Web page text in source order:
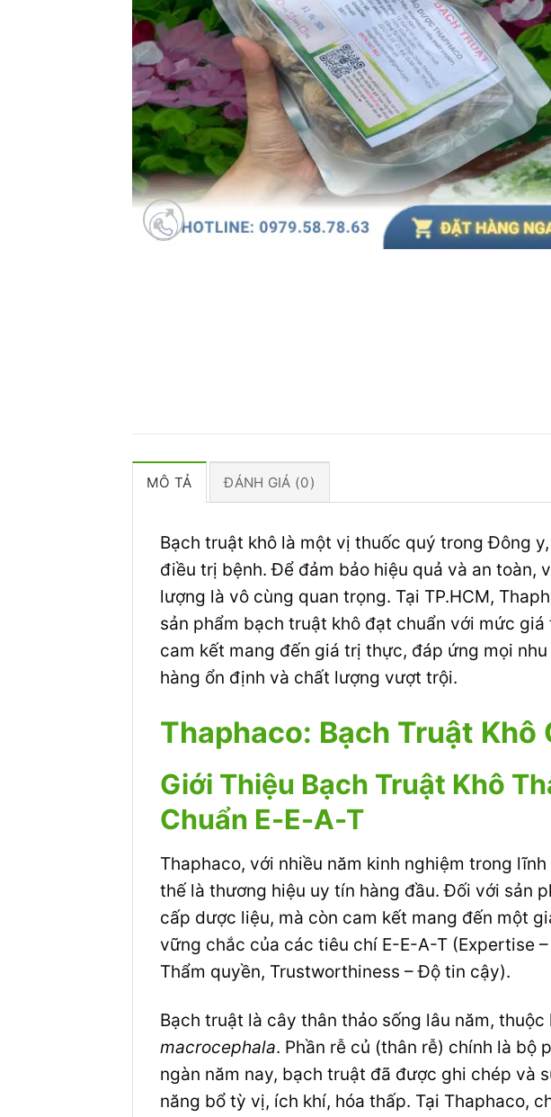
MÔ TẢ ĐÁNH GIÁ (0)
Bạch truật khô là một vị thuốc quý trong Đông
điều trị bệnh. Để đảm bảo hiệu quả và an
lượng là vô cùng quan trọng. Tại TP.HCM,
sản phẩm bạch truật khô đạt chuẩn với mức
cam kết mang đến giá trị thực, đáp ứng mọi
hàng ổn định và chất lượng vượt trội.
Thaphaco: Bạch Truật Khô
Giới Thiệu Bạch Truật Khô
Chuẩn E-E-A-T
Thaphaco, với nhiều năm kinh nghiệm trong
thế là thương hiệu uy tín hàng đầu. Đối với sản
cấp dược liệu, mà còn cam kết mang đến một
vững chắc của các tiêu chí E-E-A-T (Expertise
Thẩm quyền, Trustworthiness – Độ tin cậy).
Bạch truật là cây thân thảo sống lâu năm,
macrocephala. Phần rễ củ (thân rễ) chính là bộ
ngàn năm nay, bạch truật đã được ghi chép và
năng bổ tỳ vị, ích khí, hóa thấp. Tại Thaphaco,